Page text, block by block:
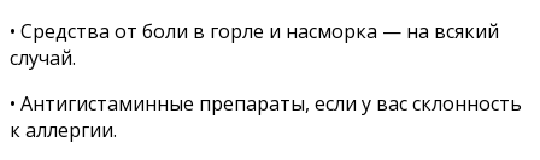
• Средства от боли в горле и насморка — на всякий
случай.
• Антигистаминные препараты, если у вас склонность
к аллергии.